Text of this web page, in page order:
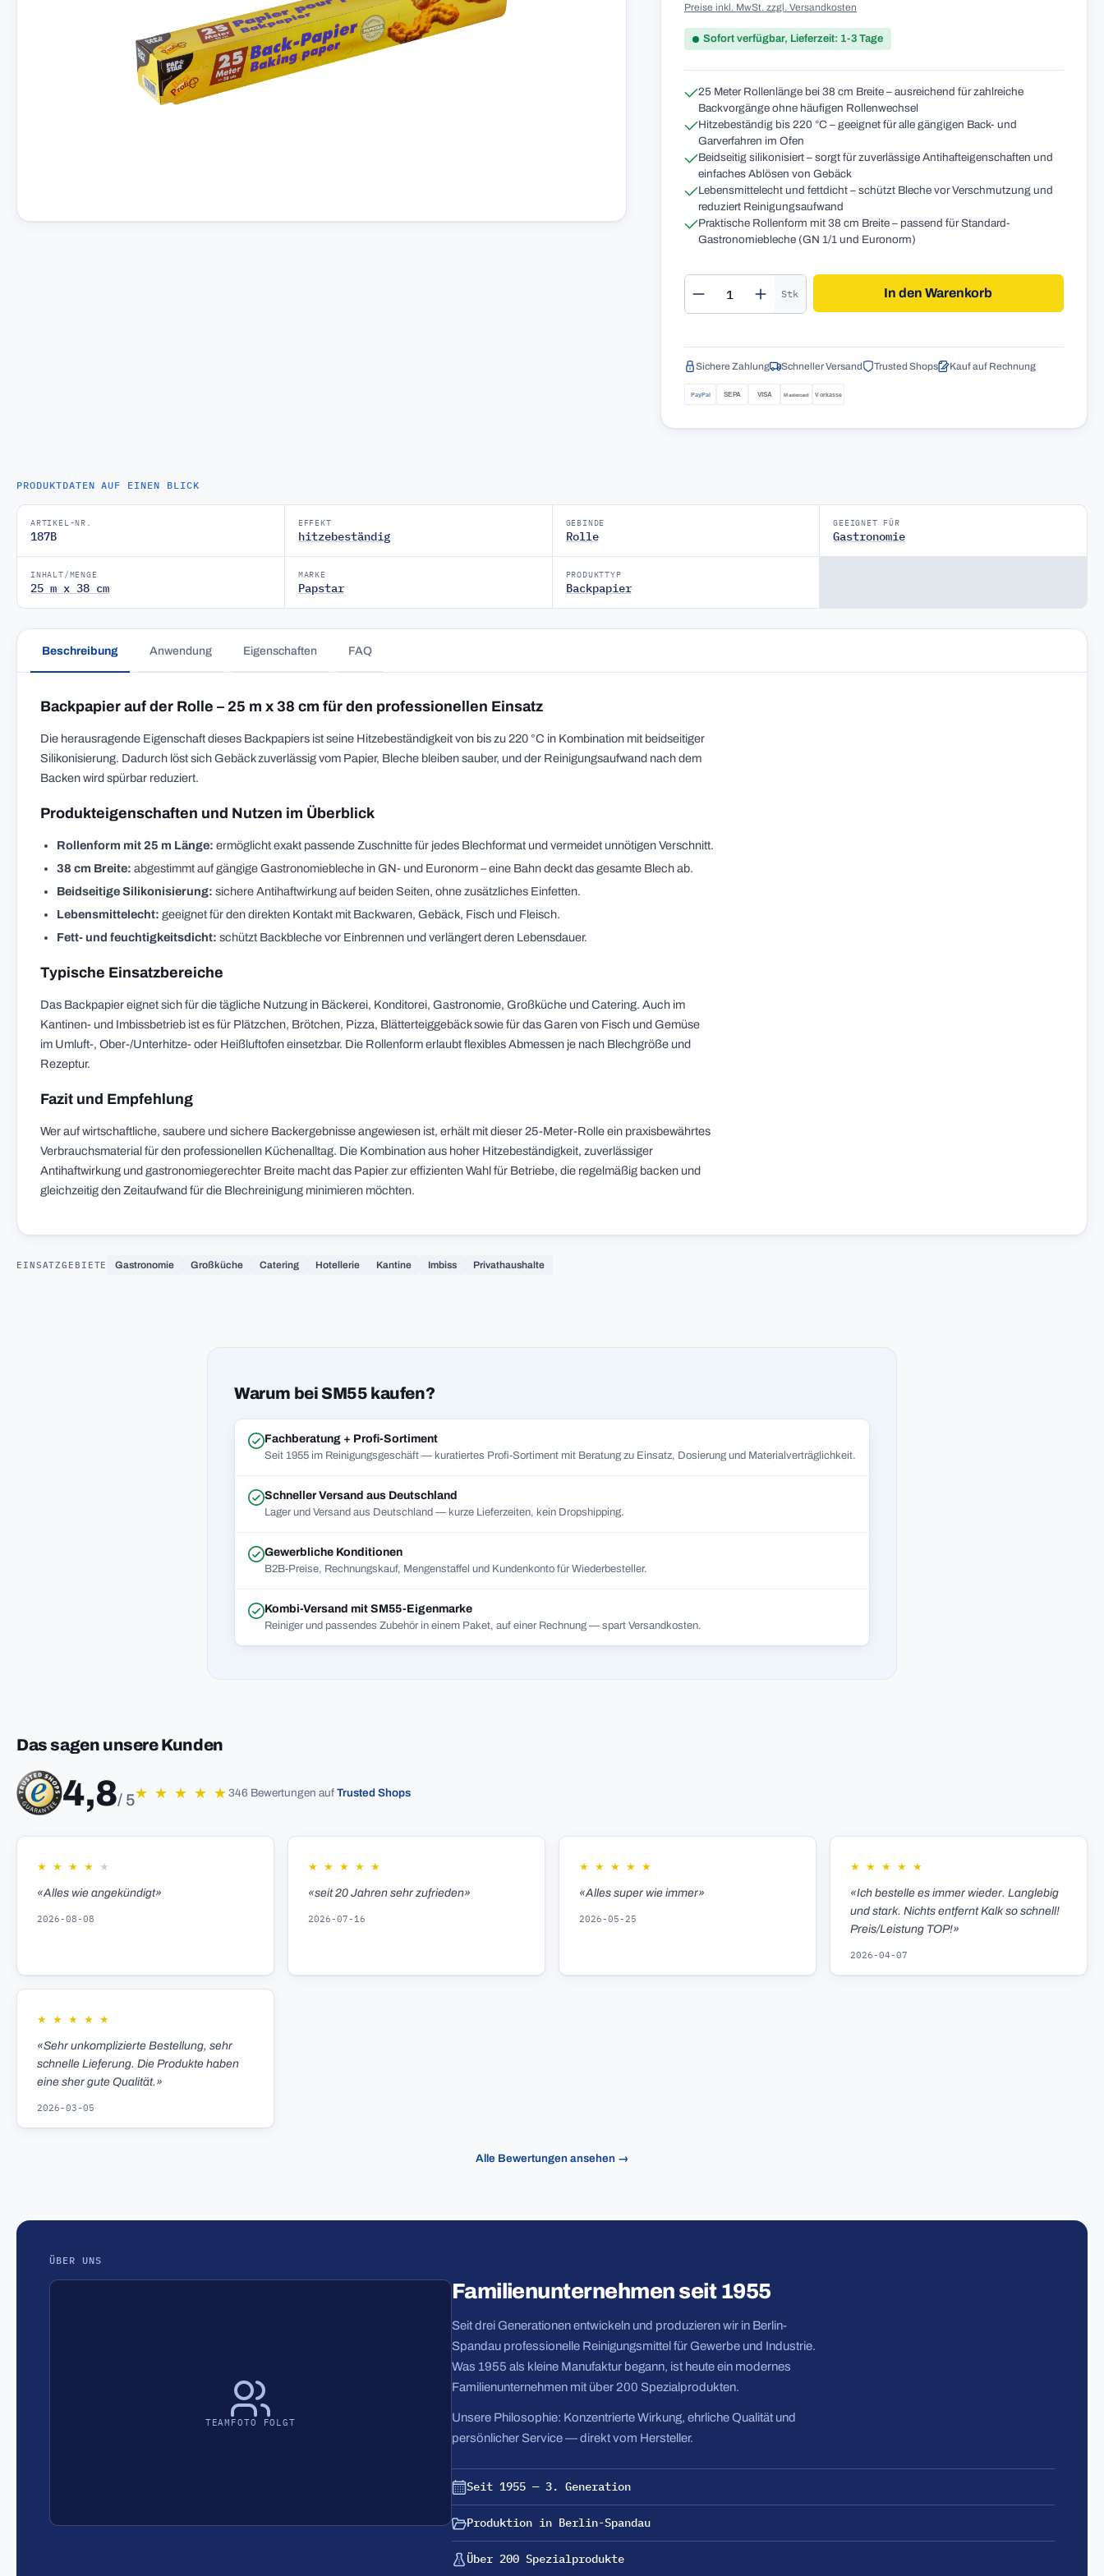
Preise inkl. MwSt. zzgl. Versandkosten
Sofort verfügbar, Lieferzeit: 1-3 Tage
25 Meter Rollenlänge bei 38 cm Breite – ausreichend für zahlreiche
Backvorgänge ohne häufigen Rollenwechsel
Hitzebeständig bis 220 °C – geeignet für alle gängigen Back- und
Garverfahren im Ofen
Beidseitig silikonisiert – sorgt für zuverlässige Antihafteigenschaften und
einfaches Ablösen von Gebäck
Lebensmittelecht und fettdicht – schützt Bleche vor Verschmutzung und
reduziert Reinigungsaufwand
Praktische Rollenform mit 38 cm Breite – passend für Standard-
Gastronomiebleche (GN 1/1 und Euronorm)
Produkt Anzahl: Gib den gewünschten Wert
Stk In den Warenkorb
Sichere Zahlung Schneller Versand Trusted Shops Kauf auf Rechnung
PRODUKTDATEN AUF EINEN BLICK
ARTIKEL-NR.
187B
EFFEKT
hitzebeständig
GEBINDE
Rolle
GEEIGNET FÜR
Gastronomie
INHALT/MENGE
25 m x 38 cm
MARKE
Papstar
PRODUKTTYP
Backpapier
Beschreibung Anwendung Eigenschaften FAQ
Backpapier auf der Rolle – 25 m x 38 cm für den professionellen Einsatz
Die herausragende Eigenschaft dieses Backpapiers ist seine Hitzebeständigkeit von bis zu 220 °C in Kombination mit beidseitiger
Silikonisierung. Dadurch löst sich Gebäck zuverlässig vom Papier, Bleche bleiben sauber, und der Reinigungsaufwand nach dem
Backen wird spürbar reduziert.
Produkteigenschaften und Nutzen im Überblick
Rollenform mit 25 m Länge: ermöglicht exakt passende Zuschnitte für jedes Blechformat und vermeidet unnötigen Verschnitt.
38 cm Breite: abgestimmt auf gängige Gastronomiebleche in GN- und Euronorm – eine Bahn deckt das gesamte Blech ab.
Beidseitige Silikonisierung: sichere Antihaftwirkung auf beiden Seiten, ohne zusätzliches Einfetten.
Lebensmittelecht: geeignet für den direkten Kontakt mit Backwaren, Gebäck, Fisch und Fleisch.
Fett- und feuchtigkeitsdicht: schützt Backbleche vor Einbrennen und verlängert deren Lebensdauer.
Typische Einsatzbereiche
Das Backpapier eignet sich für die tägliche Nutzung in Bäckerei, Konditorei, Gastronomie, Großküche und Catering. Auch im
Kantinen- und Imbissbetrieb ist es für Plätzchen, Brötchen, Pizza, Blätterteiggebäck sowie für das Garen von Fisch und Gemüse
im Umluft-, Ober-/Unterhitze- oder Heißluftofen einsetzbar. Die Rollenform erlaubt flexibles Abmessen je nach Blechgröße und
Rezeptur.
Fazit und Empfehlung
Wer auf wirtschaftliche, saubere und sichere Backergebnisse angewiesen ist, erhält mit dieser 25-Meter-Rolle ein praxisbewährtes
Verbrauchsmaterial für den professionellen Küchenalltag. Die Kombination aus hoher Hitzebeständigkeit, zuverlässiger
Antihaftwirkung und gastronomiegerechter Breite macht das Papier zur effizienten Wahl für Betriebe, die regelmäßig backen und
gleichzeitig den Zeitaufwand für die Blechreinigung minimieren möchten.
EINSATZGEBIETE Gastronomie Großküche Catering Hotellerie Kantine Imbiss Privathaushalte
Warum bei SM55 kaufen?
Fachberatung + Profi-Sortiment
Seit 1955 im Reinigungsgeschäft — kuratiertes Profi-Sortiment mit Beratung zu Einsatz, Dosierung und Materialverträglichkeit.
Schneller Versand aus Deutschland
Lager und Versand aus Deutschland — kurze Lieferzeiten, kein Dropshipping.
Gewerbliche Konditionen
B2B-Preise, Rechnungskauf, Mengenstaffel und Kundenkonto für Wiederbesteller.
Kombi-Versand mit SM55-Eigenmarke
Reiniger und passendes Zubehör in einem Paket, auf einer Rechnung — spart Versandkosten.
Das sagen unsere Kunden
4,8/ 5★ ★ ★ ★ ★346 Bewertungen aufTrusted Shops
★ ★ ★ ★ ★
«Alles wie angekündigt»
2026-08-08
★ ★ ★ ★ ★
«seit 20 Jahren sehr zufrieden»
2026-07-16
★ ★ ★ ★ ★
«Alles super wie immer»
2026-05-25
★ ★ ★ ★ ★
«Ich bestelle es immer wieder. Langlebig
und stark. Nichts entfernt Kalk so schnell!
Preis/Leistung TOP!»
2026-04-07
★ ★ ★ ★ ★
«Sehr unkomplizierte Bestellung, sehr
schnelle Lieferung. Die Produkte haben
eine sher gute Qualität.»
2026-03-05
Alle Bewertungen ansehen →
ÜBER UNS
TEAMFOTO FOLGT
Familienunternehmen seit 1955
Seit drei Generationen entwickeln und produzieren wir in Berlin-
Spandau professionelle Reinigungsmittel für Gewerbe und Industrie.
Was 1955 als kleine Manufaktur begann, ist heute ein modernes
Familienunternehmen mit über 200 Spezialprodukten.
Unsere Philosophie: Konzentrierte Wirkung, ehrliche Qualität und
persönlicher Service — direkt vom Hersteller.
Seit 1955 — 3. Generation
Produktion in Berlin-Spandau
Über 200 Spezialprodukte